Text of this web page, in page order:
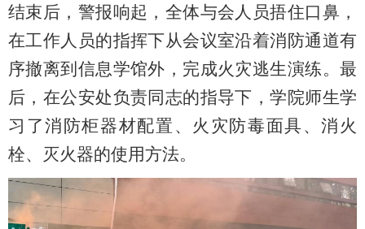
结束后，警报响起，全体与会人员捂住口鼻，
在工作人员的指挥下从会议室沿着消防通道有
序撤离到信息学馆外，完成火灾逃生演练。最
后，在公安处负责同志的指导下，学院师生学
习 了消防柜器材配置、火灾防毒面具、消火
栓、灭火器的使用方法。